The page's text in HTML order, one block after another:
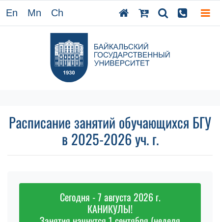
En Mn Ch
Расписание занятий обучающихся БГУ
в 2025-2026 уч. г.
Сегодня - 7 августа 2026 г.
КАНИКУЛЫ!